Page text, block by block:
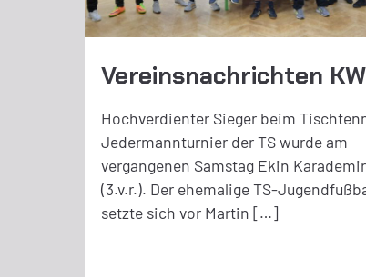
Vereinsnachrichten
Hochverdienter Sieger beim
Jedermannturnier der TS wurde am
vergangenen Samstag Ekin Karademir
(3.v.r.). Der ehemalige TS-
setzte sich vor Martin […]